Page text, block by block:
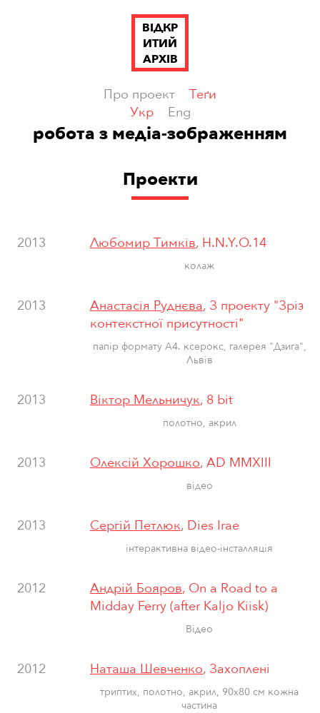
ВІДКР
ИТИЙ
АРХІВ
Про проект
Теґи
Укр
Eng
робота з медіа-зображенням
Проекти
2013 Любомир Тимків, H.N.Y.O.14
колаж
2013 Анастасія Руднєва, З проекту "Зріз
контекстної присутності"
папiр формату А4. ксерокс, галерея "Дзига",
Львiв
2013 Віктор Мельничук, 8 bit
полотно, акрил
2013 Олексій Хорошко, AD MMXIII
відео
2013 Сергій Петлюк, Dies Irae
інтерактивна відео-інсталляція
2012 Андрій Бояров, Оn a Road to a
Midday Ferry (after Kaljo Kiisk)
Відео
2012 Наташа Шевченко, Захоплені
триптих, полотно, акрил, 90x80 см кожна
частина